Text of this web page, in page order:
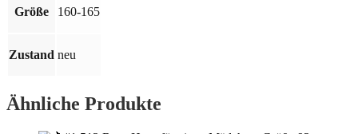
Größe
Menge
Größe 160-165
Zustand neu
Ähnliche Produkte